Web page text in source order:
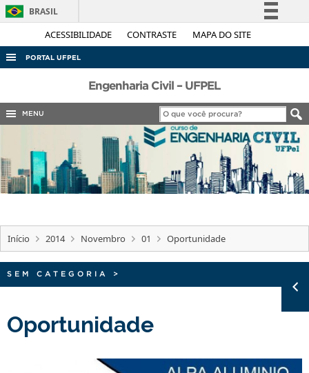
ACESSIBILIDADE CONTRASTE MAPA DO SITE
BRASIL
Simplifique!
Legislação
Canais
PORTAL UFPEL
ACESSO À INFORMAÇÃO
AUDITORIA
CONCURSOS
EDITAIS
Engenharia Civil – UFPEL
MENU
Início 2014 Novembro 01 Oportunidade
SEM CATEGORIA >
Oportunidade